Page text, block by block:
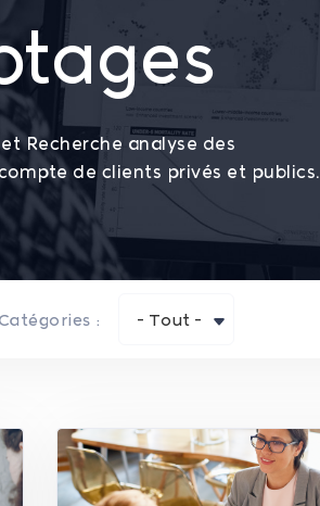
Recherche analyse des
de clients privés et publics.
Catégories : - Tout -